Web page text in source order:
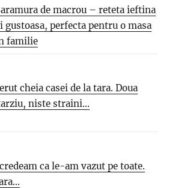
de macrou – reteta ieftina
gustoasa, perfecta pentru o masa
familie
cheia casei de la tara. Doua
niste straini...
ca le-am vazut pe toate.